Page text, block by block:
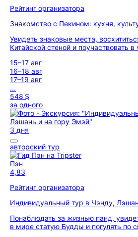
Рейтинг организатора
Знакомство с Пекином: кухня,
Увидеть знаковые места,
Китайской стеной и поучаствовать
15–17 авг
16–18 авг
17–19 авг
...
548 $
за одного
3 дня
авторский тур
Пэн
4,83
Рейтинг организатора
Индивидуальный тур в Чэнду,
Понаблюдать за жизнью панд,
в мире статую Будды и погулять по